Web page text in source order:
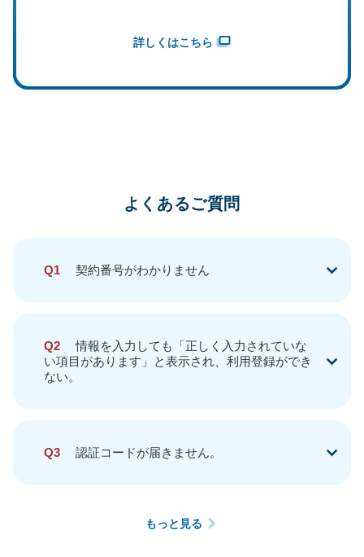
詳しくはこちら
よくあるご質問
Q1 契約番号がわかりません
Q2
情報を入力しても「正しく入力されていな
い項目があります」と表示され、利用登録ができ
ない。
Q3 認証コードが届きません。
もっと見る